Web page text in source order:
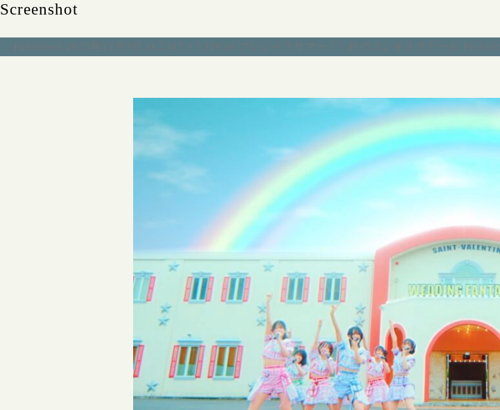
Screenshot
Published 2025年12月3日 at 2347 × 1320 in プレシャスサマー！ / 虹のコンキスタドール